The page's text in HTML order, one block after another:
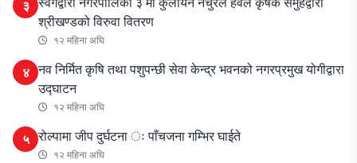
३
श्रीखण्डको विरुवा वितरण
१२ महिना अघि
४ नव निर्मित कृषि तथा पशुपन्छी सेवा केन्द्र भवनको नगरप्रमुख योगीद्वारा
उद्घाटन
१२ महिना अघि
५ रोल्पामा जीप दुर्घटना ः पाँचजना गम्भिर घाईते
१२ महिना अघि